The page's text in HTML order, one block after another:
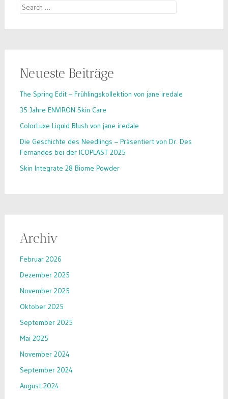
Search
Neueste Beiträge
The Spring Edit – Frühlingskollektion von jane iredale
35 Jahre ENVIRON Skin Care
ColorLuxe Liquid Blush von jane iredale
Die Geschichte des Needlings – Präsentiert von Dr. Des
Fernandes bei der ICOPLAST 2025
Skin Integrate 28 Biome Powder
Archiv
Februar 2026
Dezember 2025
November 2025
Oktober 2025
September 2025
Mai 2025
November 2024
September 2024
August 2024